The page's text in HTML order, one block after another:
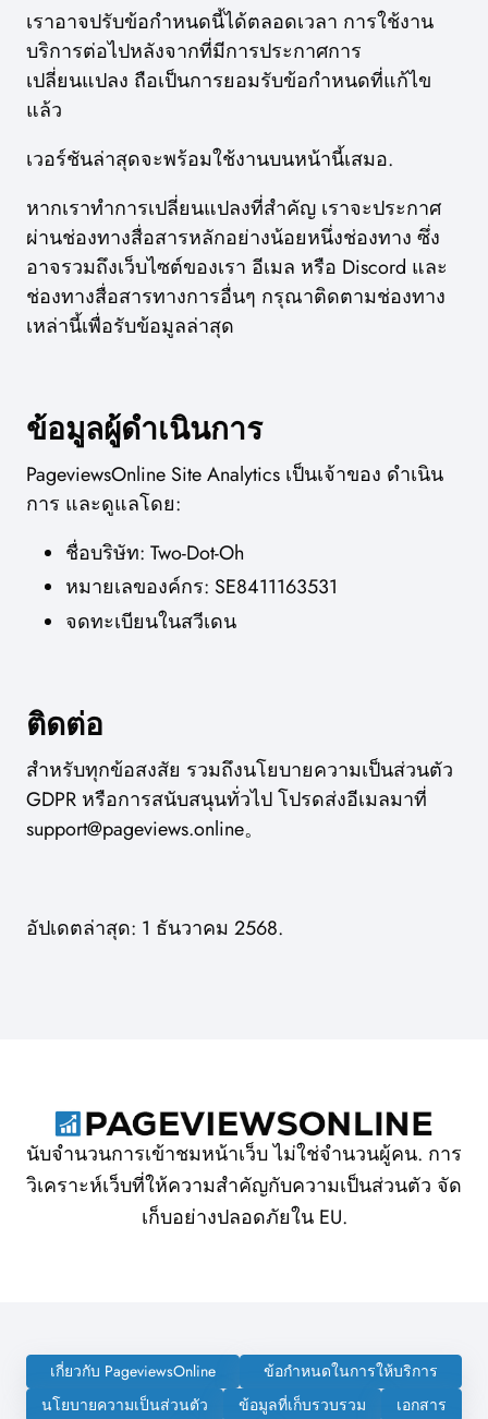
เราอาจปรับข้อกำหนดนี้ได้ตลอดเวลา การใช้งาน
บริการต่อไปหลังจากที่มีการประกาศการ
เปลี่ยนแปลง ถือเป็นการยอมรับข้อกำหนดที่แก้ไข
แล้ว
เวอร์ชันล่าสุดจะพร้อมใช้งานบนหน้านี้เสมอ.
หากเราทำการเปลี่ยนแปลงที่สำคัญ เราจะประกาศ
ผ่านช่องทางสื่อสารหลักอย่างน้อยหนึ่งช่องทาง ซึ่ง
อาจรวมถึงเว็บไซต์ของเรา อีเมล หรือ Discord และ
ช่องทางสื่อสารทางการอื่นๆ กรุณาติดตามช่องทาง
เหล่านี้เพื่อรับข้อมูลล่าสุด
ข้อมูลผู้ดำเนินการ
PageviewsOnline Site Analytics เป็นเจ้าของ ดำเนิน
การ และดูแลโดย:
ชื่อบริษัท: Two-Dot-Oh
หมายเลของค์กร: SE8411163531
จดทะเบียนในสวีเดน
ติดต่อ
สำหรับทุกข้อสงสัย รวมถึงนโยบายความเป็นส่วนตัว
GDPR หรือการสนับสนุนทั่วไป โปรดส่งอีเมลมาที่
support@pageviews.online。
อัปเดตล่าสุด: 1 ธันวาคม 2568.
นับจำนวนการเข้าชมหน้าเว็บ ไม่ใช่จำนวนผู้คน. การ
วิเคราะห์เว็บที่ให้ความสำคัญกับความเป็นส่วนตัว จัด
เก็บอย่างปลอดภัยใน EU.
เกี่ยวกับ PageviewsOnline
ข้อกำหนดในการให้บริการ
นโยบายความเป็นส่วนตัว
ข้อมูลที่เก็บรวบรวม เอกสาร